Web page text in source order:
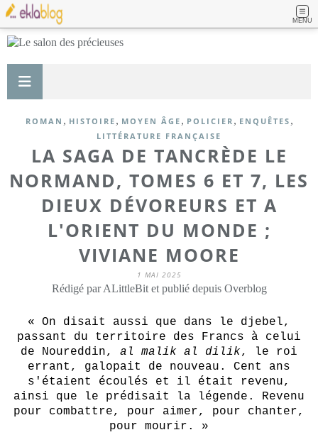
MENU
ROMAN , HISTOIRE , MOYEN ÂGE , POLICIER , ENQUÊTES ,
LITTÉRATURE FRANÇAISE
LA SAGA DE TANCRÈDE LE
NORMAND, TOMES 6 ET 7, LES
DIEUX DÉVOREURS ET A
L'ORIENT DU MONDE ;
VIVIANE MOORE
1 MAI 2025
Rédigé par ALittleBit et publié depuis Overblog
« On disait aussi que dans le djebel,
passant du territoire des Francs à celui
de Noureddin, al malik al dilik, le roi
errant, galopait de nouveau. Cent ans
s'étaient écoulés et il était revenu,
ainsi que le prédisait la légende. Revenu
pour combattre, pour aimer, pour chanter,
pour mourir. »